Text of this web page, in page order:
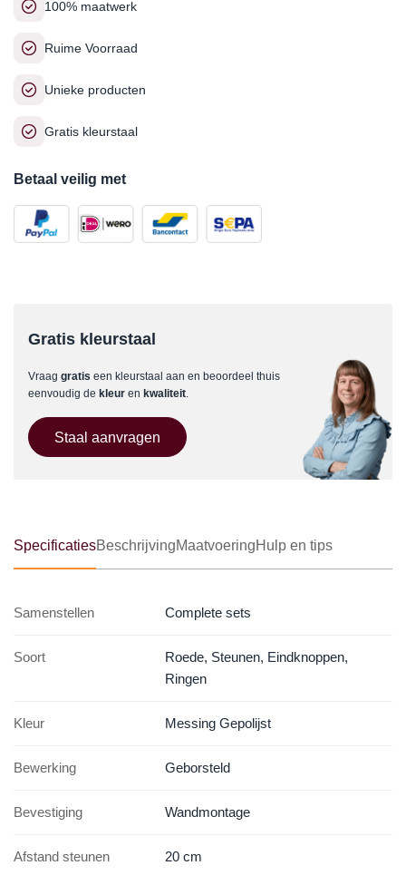
100% maatwerk
Ruime Voorraad
Unieke producten
Gratis kleurstaal
Betaal veilig met
Gratis kleurstaal
Vraag gratis een kleurstaal aan en beoordeel thuis
eenvoudig de kleur en kwaliteit.
Staal aanvragen
SpecificatiesBeschrijvingMaatvoeringHulp en tips
Samenstellen Complete sets
Soort
Roede, Steunen, Eindknoppen,
Ringen
Kleur Messing Gepolijst
Bewerking Geborsteld
Bevestiging Wandmontage
Afstand steunen 20 cm